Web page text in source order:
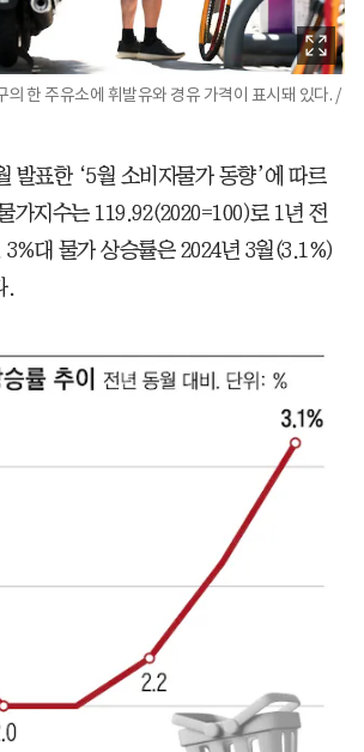
의 한 주유소에 휘발유와 경유 가격이 표시돼 있다. /
발표한 ‘5월 소비자물가 동향’에 따르
가지수는 119.92(2020=100)로 1년 전
대 물가 상승률은 2024년 3월(3.1%)
.